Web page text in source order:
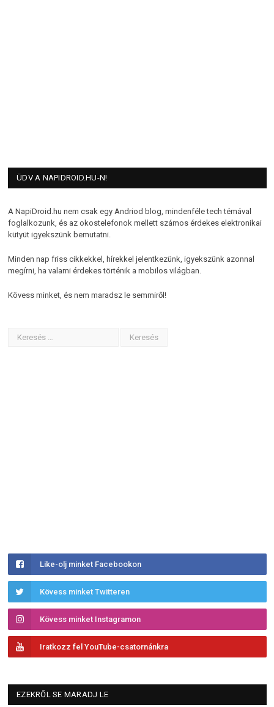
ÜDV A NAPIDROID.HU-N!
A NapiDroid.hu nem csak egy Andriod blog, mindenféle tech témával
foglalkozunk, és az okostelefonok mellett számos érdekes elektronikai
kütyüt igyekszünk bemutatni.
Minden nap friss cikkekkel, hírekkel jelentkezünk, igyekszünk azonnal
megírni, ha valami érdekes történik a mobilos világban.
Kövess minket, és nem maradsz le semmiről!
Like-olj minket Facebookon
Kövess minket Twitteren
Kövess minket Instagramon
Iratkozz fel YouTube-csatornánkra
EZEKRŐL SE MARADJ LE